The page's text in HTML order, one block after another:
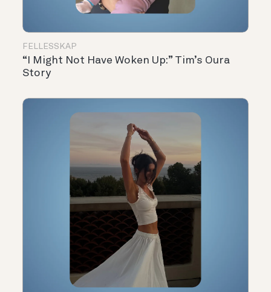
FELLESSKAP
“I Might Not Have Woken Up:” Tim’s Oura
Story